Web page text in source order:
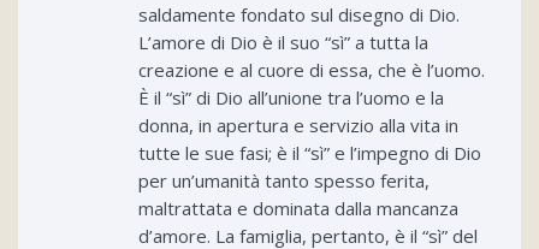
saldamente fondato sul disegno di Dio.
L’amore di Dio è il suo “sì” a tutta la
creazione e al cuore di essa, che è l’uomo.
È il “sì” di Dio all’unione tra l’uomo e la
donna, in apertura e servizio alla vita in
tutte le sue fasi; è il “sì” e l’impegno di Dio
per un’umanità tanto spesso ferita,
maltrattata e dominata dalla mancanza
d’amore. La famiglia, pertanto, è il “sì” del